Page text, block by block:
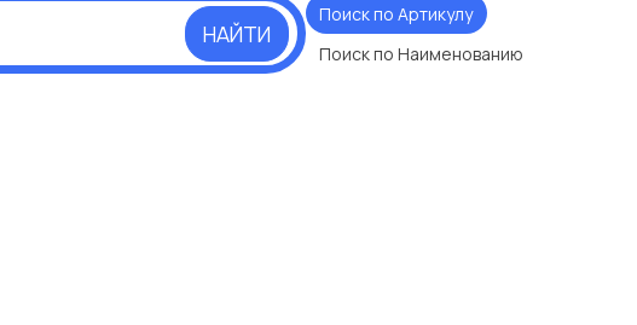
НАЙТИ
Поиск по Артикулу
Поиск по Наименованию